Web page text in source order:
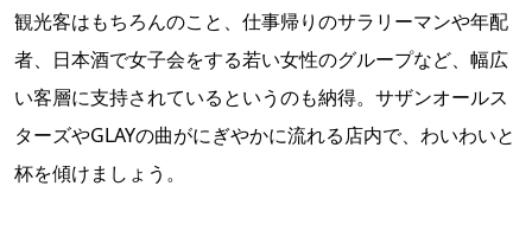
観光客はもちろんのこと、仕事帰りのサラリーマンや年配
者、日本酒で女子会をする若い女性のグループなど、幅広
い客層に支持されているというのも納得。サザンオールス
ターズやGLAYの曲がにぎやかに流れる店内で、わいわいと
杯を傾けましょう。